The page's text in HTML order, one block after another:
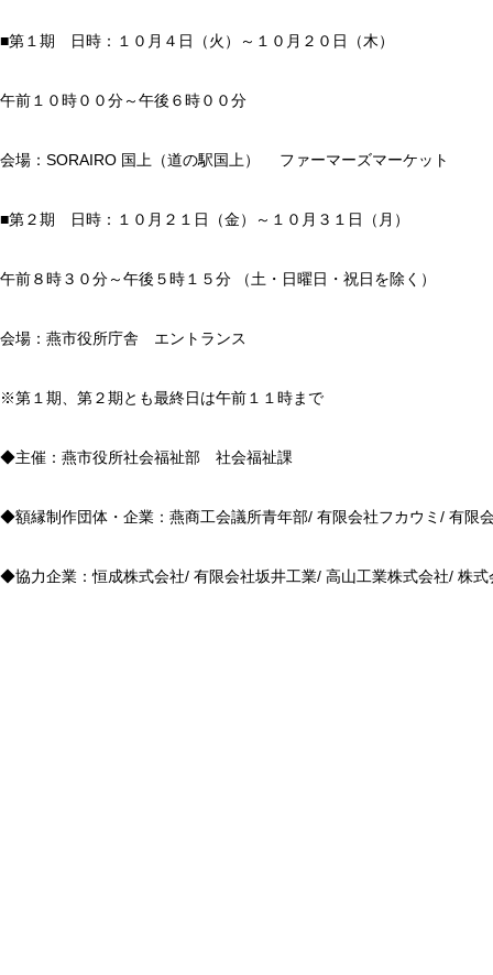
■第１期 日時：１０月４日（火）～１０月２０日（木）
午前１０時００分～午後６時００分
会場：SORAIRO 国上（道の駅国上） ファーマーズマーケット
■第２期 日時：１０月２１日（金）～１０月３１日（月）
午前８時３０分～午後５時１５分 （土・日曜日・祝日を除く）
会場：燕市役所庁舎 エントランス
※第１期、第２期とも最終日は午前１１時まで
◆主催：燕市役所社会福祉部 社会福祉課
◆額縁制作団体・企業：燕商工会議所青年部/ 有限会社フカウミ/ 有限
◆協力企業：恒成株式会社/ 有限会社坂井工業/ 高山工業株式会社/ 株